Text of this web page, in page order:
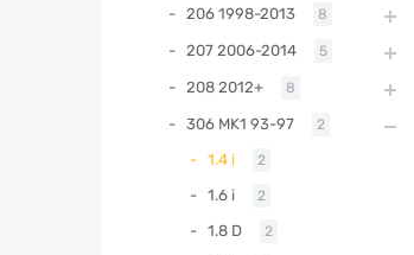
206 1998-2013 8
207 2006-2014 5
208 2012+ 8
306 MK1 93-97 2
1.4 i 2
1.6 i 2
1.8 D 2